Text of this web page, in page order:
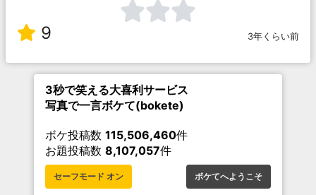
9 3年くらい前
3秒で笑える大喜利サービス
写真で一言ボケて(bokete)
ボケ投稿数 115,506,460件
お題投稿数 8,107,057件
セーフモード オン ボケてへようこそ